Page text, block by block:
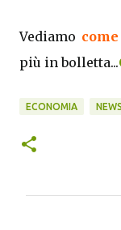
Vediamo
più in bolletta...
ECONOMIA NEWS